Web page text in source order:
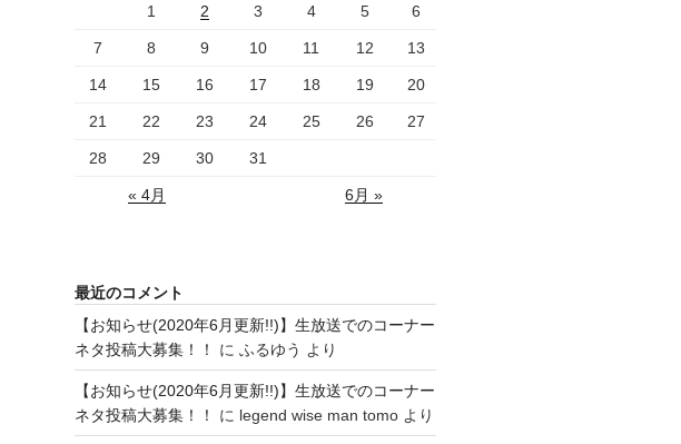
1 2 3 4 5 6
7 8 9 10 11 12 13
14 15 16 17 18 19 20
21 22 23 24 25 26 27
28 29 30 31
« 4月 6月 »
最近のコメント
【お知らせ(2020年6月更新!!)】生放送でのコーナー
ネタ投稿大募集！！
に ふるゆう より
【お知らせ(2020年6月更新!!)】生放送でのコーナー
ネタ投稿大募集！！
に legend wise man tomoより